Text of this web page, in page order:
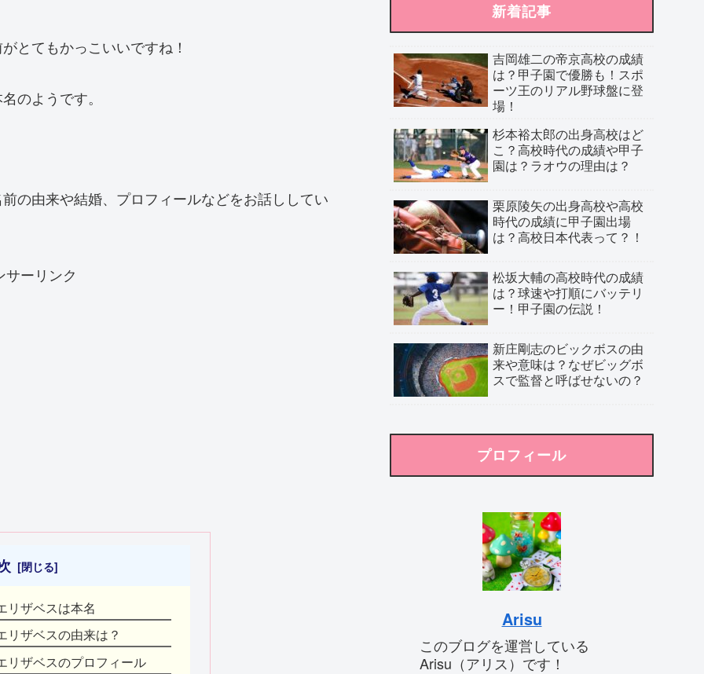
とてもかっこいいですね！
のようです。
の由来や結婚、プロフィールなどをお話ししてい
サーリンク
リザベスは本名
リザベスの由来は？
リザベスのプロフィール
新着記事
吉岡雄二の帝京高校の成績
は？甲子園で優勝も！スポ
ーツ王のリアル野球盤に登
場！
杉本裕太郎の出身高校はど
こ？高校時代の成績や甲子
園は？ラオウの理由は？
栗原陵矢の出身高校や高校
時代の成績に甲子園出場
は？高校日本代表って？！
松坂大輔の高校時代の成績
は？球速や打順にバッテリ
ー！甲子園の伝説！
新庄剛志のビックボスの由
来や意味は？なぜビッグボ
スで監督と呼ばせないの？
プロフィール
Arisu
このブログを運営している
Arisu（アリス）です！